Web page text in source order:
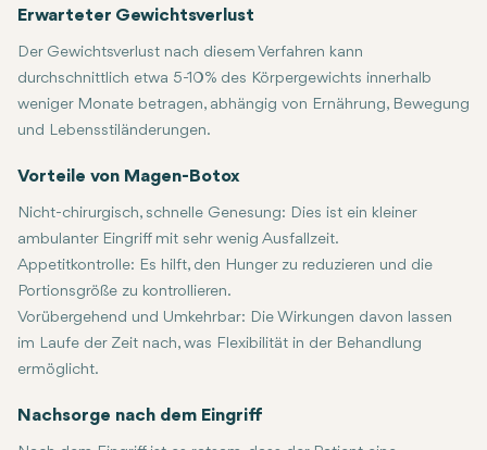
Erwarteter Gewichtsverlust
Der Gewichtsverlust nach diesem Verfahren kann
durchschnittlich etwa 5-10% des Körpergewichts innerhalb
weniger Monate betragen, abhängig von Ernährung, Bewegung
und Lebensstiländerungen.
Vorteile von Magen-Botox
Nicht-chirurgisch, schnelle Genesung: Dies ist ein kleiner
ambulanter Eingriff mit sehr wenig Ausfallzeit.
Appetitkontrolle: Es hilft, den Hunger zu reduzieren und die
Portionsgröße zu kontrollieren.
Vorübergehend und Umkehrbar: Die Wirkungen davon lassen
im Laufe der Zeit nach, was Flexibilität in der Behandlung
ermöglicht.
Nachsorge nach dem Eingriff